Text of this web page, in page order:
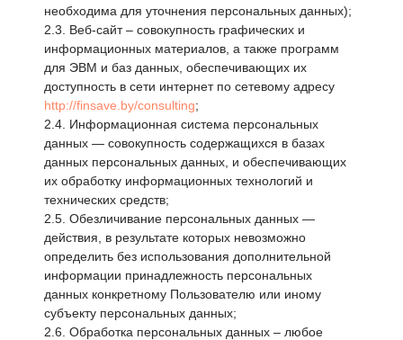
необходима для уточнения персональных данных);
2.3. Веб-сайт – совокупность графических и
информационных материалов, а также программ
для ЭВМ и баз данных, обеспечивающих их
доступность в сети интернет по сетевому адресу
http://finsave.by/consulting;
2.4. Информационная система персональных
данных — совокупность содержащихся в базах
данных персональных данных, и обеспечивающих
их обработку информационных технологий и
технических средств;
2.5. Обезличивание персональных данных —
действия, в результате которых невозможно
определить без использования дополнительной
информации принадлежность персональных
данных конкретному Пользователю или иному
субъекту персональных данных;
2.6. Обработка персональных данных – любое